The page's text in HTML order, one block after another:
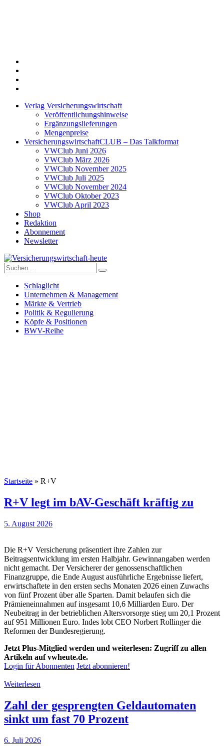
Verlag Versicherungswirtschaft
Veröffentlichungshinweise
Ergänzungslieferungen
Mengenpreise
VersicherungswirtschaftCLUB – Das Talkformat
VWClub Juni 2026
VWClub März 2026
VWClub November 2025
VWClub Juli 2025
VWClub November 2024
VWClub Oktober 2023
VWClub April 2023
Shop
Redaktion
Abonnement
Newsletter
Versicherungswirtschaft-heute
Suche
nach:
Schlaglicht
Unternehmen & Management
Märkte & Vertrieb
Politik & Regulierung
Köpfe & Positionen
BWV-Reihe
Startseite » R+V
R+V legt im bAV-Geschäft kräftig zu
5. August 2026
Die R+V Versicherung präsentiert ihre Zahlen zur
Beitragsentwicklung im ersten Halbjahr. Gewinnangaben werden
nicht gemacht. Der Versicherer der genossenschaftlichen
Finanzgruppe, die Ende August ausführliche Ergebnisse liefert,
erwirtschaftete in den ersten sechs Monaten 2026 einen Zuwachs
von fünf Prozent über alle Sparten. Damit belaufen sich die
Prämieneinnahmen auf insgesamt 10,6 Milliarden Euro. Der
Neubeitrag in der betrieblichen Altersvorsorge stieg um 20,1 Prozent
auf 951 Millionen Euro. Indes lobt CEO Norbert Rollinger die
Reformen der Bundesregierung.
Jetzt Plus-Mitglied werden und weiterlesen: Zugriff zu allen
Artikeln auf vwheute.de.
Login für Abonnenten Jetzt abonnieren!
Weiterlesen
Zahl der gesprengten Geldautomaten
sinkt um fast 70 Prozent
6. Juli 2026